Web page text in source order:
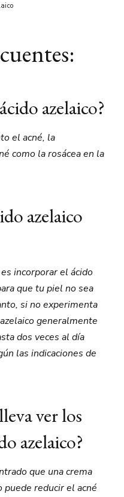
azelaico?
el acné, la
como la rosácea en la
azelaico
incorporar el ácido
que tu piel no sea
si no experimenta
generalmente
dos veces al día
las indicaciones de
ver los
azelaico?
que una crema
puede reducir el acné